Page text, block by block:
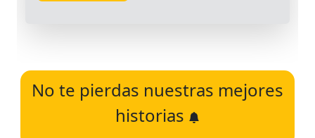
No te pierdas nuestras mejores
historias